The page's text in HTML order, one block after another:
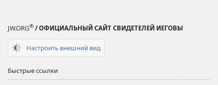
JW.ORG® / ОФИЦИАЛЬНЫЙ САЙТ СВИДЕТЕЛЕЙ ИЕГОВЫ
Настроить внешний вид
Быстрые ссылки